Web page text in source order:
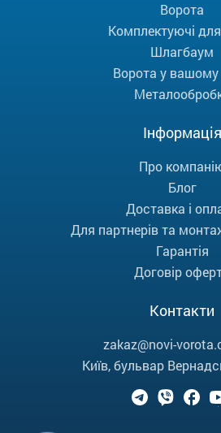
Ворота
Комплектуючі для
Шлагбаум
Ворота у вашому
Інформація
Про
Блог
Доставка і
Для партнерів та
Гарантія
Договір
Контакти
zakaz@novi-
Київ, бульвар